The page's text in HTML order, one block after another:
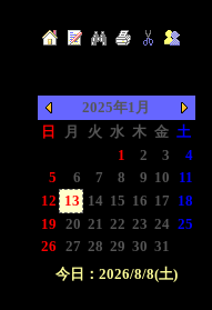
2025年1月
日
月 火 水 木 金 土
1 2 3
4
5
6 7 8 9 10
11
12 13 14 15 16 17 18
19 20 21 22 23 24 25
26 27 28 29 30 31
今日：2026/8/8(土)